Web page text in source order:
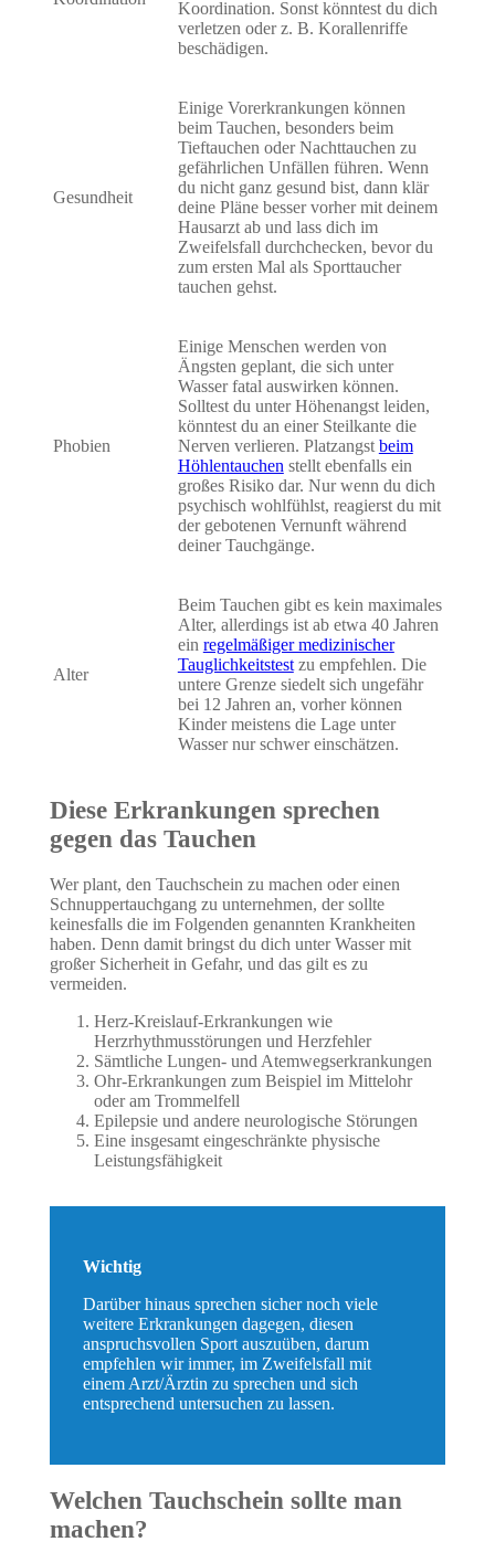
Koordination. Sonst könntest du dich
verletzen oder z. B. Korallenriffe
beschädigen.
Gesundheit
Einige Vorerkrankungen können
beim Tauchen, besonders beim
Tieftauchen oder Nachttauchen zu
gefährlichen Unfällen führen. Wenn
du nicht ganz gesund bist, dann klär
deine Pläne besser vorher mit deinem
Hausarzt ab und lass dich im
Zweifelsfall durchchecken, bevor du
zum ersten Mal als Sporttaucher
tauchen gehst.
Phobien
Einige Menschen werden von
Ängsten geplant, die sich unter
Wasser fatal auswirken können.
Solltest du unter Höhenangst leiden,
könntest du an einer Steilkante die
Nerven verlieren. Platzangst beim
Höhlentauchen stellt ebenfalls ein
großes Risiko dar. Nur wenn du dich
psychisch wohlfühlst, reagierst du mit
der gebotenen Vernunft während
deiner Tauchgänge.
Alter
Beim Tauchen gibt es kein maximales
Alter, allerdings ist ab etwa 40 Jahren
ein regelmäßiger medizinischer
Tauglichkeitstestzu empfehlen. Die
untere Grenze siedelt sich ungefähr
bei 12 Jahren an, vorher können
Kinder meistens die Lage unter
Wasser nur schwer einschätzen.
Diese Erkrankungen sprechen
gegen das Tauchen
Wer plant, den Tauchschein zu machen oder einen
Schnuppertauchgang zu unternehmen, der sollte
keinesfalls die im Folgenden genannten Krankheiten
haben. Denn damit bringst du dich unter Wasser mit
großer Sicherheit in Gefahr, und das gilt es zu
vermeiden.
Herz-Kreislauf-Erkrankungen wie
Herzrhythmusstörungen und Herzfehler
Sämtliche Lungen- und Atemwegserkrankungen
Ohr-Erkrankungen zum Beispiel im Mittelohr
oder am Trommelfell
Epilepsie und andere neurologische Störungen
Eine insgesamt eingeschränkte physische
Leistungsfähigkeit
Wichtig
Darüber hinaus sprechen sicher noch viele
weitere Erkrankungen dagegen, diesen
anspruchsvollen Sport auszuüben, darum
empfehlen wir immer, im Zweifelsfall mit
einem Arzt/Ärztin zu sprechen und sich
entsprechend untersuchen zu lassen.
Welchen Tauchschein sollte man
machen?